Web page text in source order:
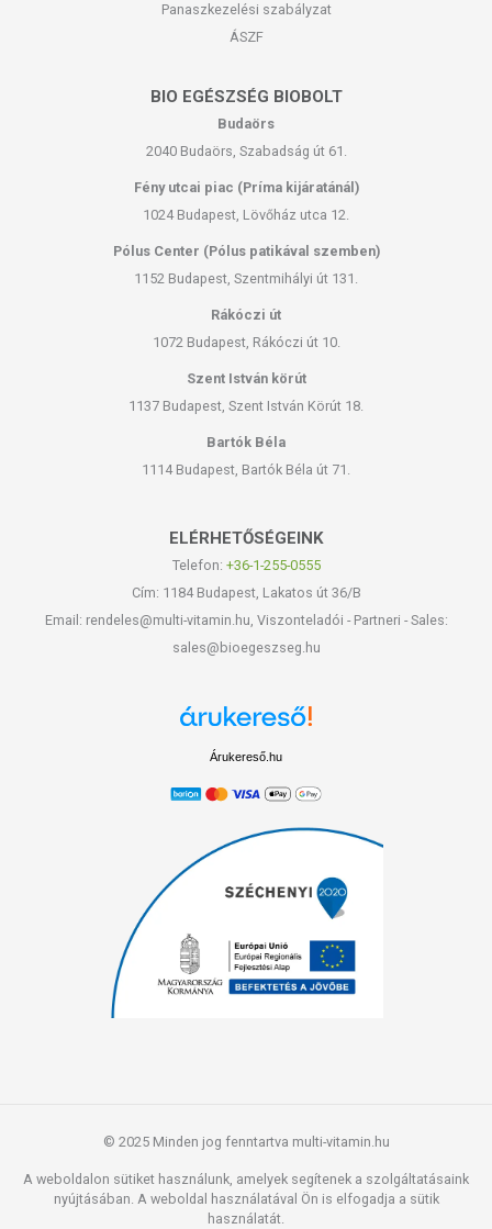
Panaszkezelési szabályzat
ÁSZF
BIO EGÉSZSÉG BIOBOLT
Budaörs
2040 Budaörs, Szabadság út 61.
Fény utcai piac (Príma kijáratánál)
1024 Budapest, Lövőház utca 12.
Pólus Center (Pólus patikával szemben)
1152 Budapest, Szentmihályi út 131.
Rákóczi út
1072 Budapest, Rákóczi út 10.
Szent István körút
1137 Budapest, Szent István Körút 18.
Bartók Béla
1114 Budapest, Bartók Béla út 71.
ELÉRHETŐSÉGEINK
Telefon: +36-1-255-0555
Cím: 1184 Budapest, Lakatos út 36/B
Email: rendeles@multi-vitamin.hu, Viszonteladói - Partneri - Sales:
sales@bioegeszseg.hu
Árukereső.hu
© 2025 Minden jog fenntartva multi-vitamin.hu
A weboldalon sütiket használunk, amelyek segítenek a szolgáltatásaink
nyújtásában. A weboldal használatával Ön is elfogadja a sütik
használatát.